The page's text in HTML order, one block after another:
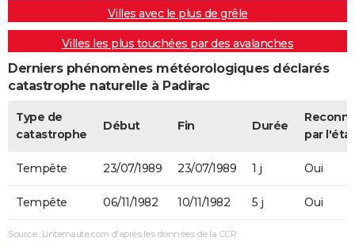
Villes avec le plus de grêle
Villes les plus touchées par des avalanches
Derniers phénomènes météorologiques déclarés
catastrophe naturelle à Padirac
Type de
catastrophe
Début Fin Durée
par l'état
Tempête 23/07/1989 23/07/1989 1 j Oui
Tempête 06/11/1982 10/11/1982 5 j Oui
Source : Linternaute.com d'après les données de la CCR